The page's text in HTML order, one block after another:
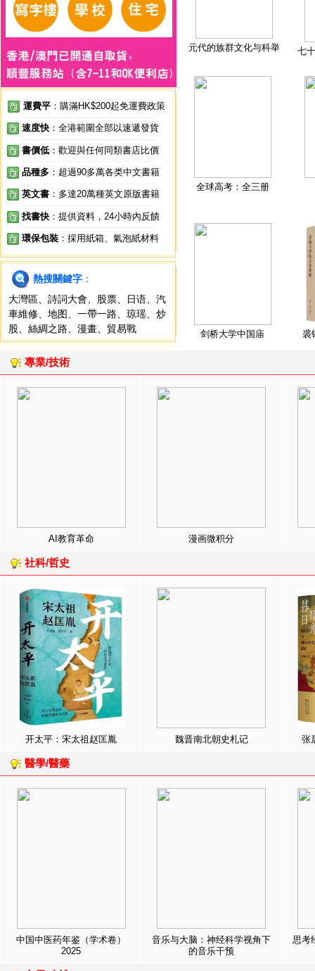
運費平 ：購滿HK$200起免運費政策
速度快 ：全港範圍全部以速遞發貨
書價低 ：歡迎與任何同類書店比價
品種多 ：超過90多萬各类中文書籍
英文書 ：多達20萬種英文原版書籍
找書快 ：提供資料，24小時內反饋
環保包裝 ：採用紙箱、氣泡紙材料
熱搜關鍵字 ：
大灣區
詩詞大會 股票 日语
汽
車維修
地图 一帶一路 琼瑶
炒
股
絲綢之路 漫畫 貿易戰
元代的族群文化与科举 七
全球高考：全三册
剑桥大学中国庙 裘
專業/技術
AI教育革命 漫画微积分
社科/哲史
开太平：宋太祖赵匡胤 魏晋南北朝史札记 张
醫學/醫藥
中国中医药年鉴（学术卷）
2025
音乐与大脑：神经科学视角下
的音乐干预
思考